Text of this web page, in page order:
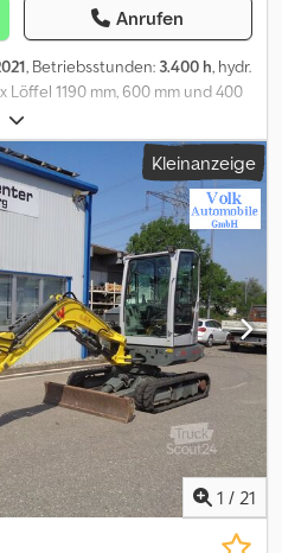
Anrufen
, Betriebsstunden: 3.400 h, hydr.
Löffel 1190 mm, 600 mm und 400
Motor JANMAR,
Werbung beklebt und/oder
Angebot ist generell ohne neue
Abnahme erwünscht, unterbreiten
Partnerwerkstätten!
und/oder beschriftet sein.
und Zahlungsbedingungen.
Objekt ein Finanzierungs-
Eezsck Bitte sprechen Sie
Kleinanzeige
1 / 21